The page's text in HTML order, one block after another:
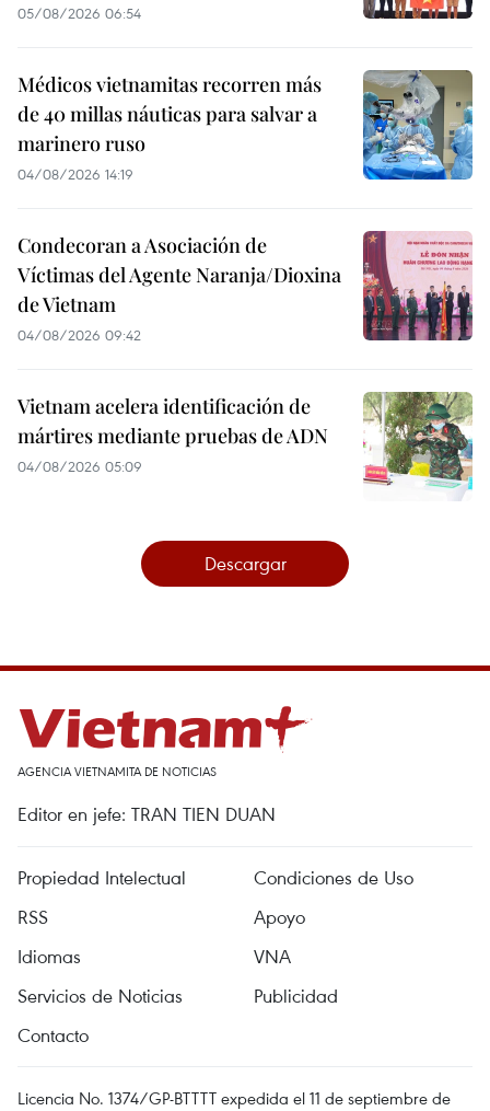
05/08/2026 06:54
Médicos vietnamitas recorren más
de 40 millas náuticas para salvar a
marinero ruso
04/08/2026 14:19
Condecoran a Asociación de
Víctimas del Agente Naranja/Dioxina
de Vietnam
04/08/2026 09:42
Vietnam acelera identificación de
mártires mediante pruebas de ADN
04/08/2026 05:09
Descargar
AGENCIA VIETNAMITA DE NOTICIAS
Editor en jefe: TRAN TIEN DUAN
Propiedad Intelectual
Condiciones de Uso
RSS
Apoyo
Idiomas
VNA
Servicios de Noticias
Publicidad
Contacto
Licencia No. 1374/GP-BTTTT expedida el 11 de septiembre de